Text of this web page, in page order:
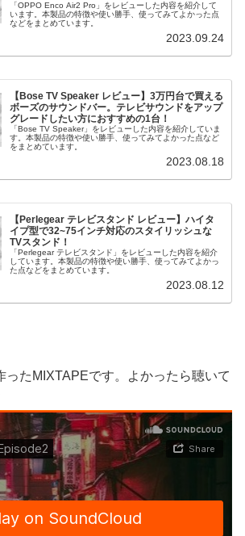
「OPPO Enco Air2 Pro」をレビューした内容を紹介して
います。本製品の特徴や使い勝手、使ってみてよかった点
などをまとめています。
2023.09.24
【Bose TV Speaker レビュー】3万円台で買える
ボーズのサウンドバー。テレビサウンドをアップ
グレードしたい方におすすめの1台！
「Bose TV Speaker」をレビューした内容を紹介していま
す。本製品の特徴や使い勝手、使ってみてよかった点など
をまとめています。
2023.08.18
【Perlegear テレビスタンド レビュー】ハイタ
イプ型で32~75インチ対応のスタイリッシュな
TVスタンド！
「Perlegear テレビスタンド」をレビューした内容を紹介
しています。本製品の特徴や使い勝手、使ってみてよかっ
た点などをまとめています。
2023.08.12
ったMIXTAPEです。よかったら聴いて